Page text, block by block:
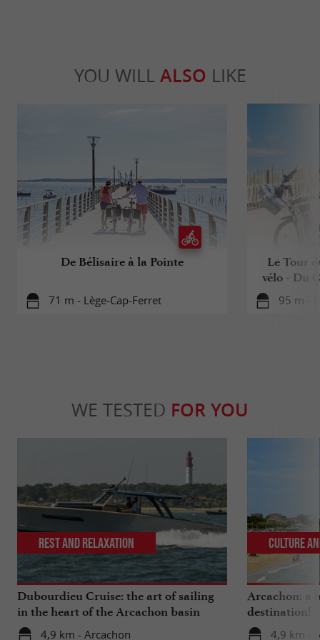
YOU WILL ALSO LIKE
De Bélisaire à la Pointe
71 m - Lège-Cap-Ferret
Le Tour
vélo - Du
95 m -
WE TESTED FOR YOU
Dubourdieu Cruise: the art of sailing
in the heart of the Arcachon basin
4,9 km - Arcachon
Rest and relaxation
Arcachon: a
destination!
4,9 km -
Culture